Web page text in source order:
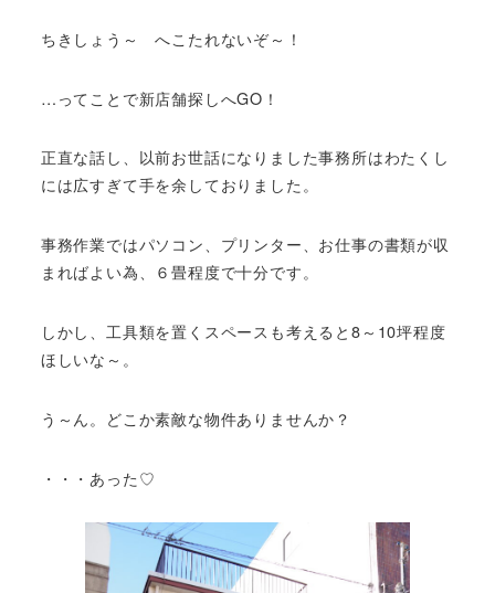
ちきしょう～ へこたれないぞ～！
…ってことで新店舗探しへGO！
正直な話し、以前お世話になりました事務所はわたくし
には広すぎて手を余しておりました。
事務作業ではパソコン、プリンター、お仕事の書類が収
まればよい為、６畳程度で十分です。
しかし、工具類を置くスペースも考えると8～10坪程度
ほしいな～。
う～ん。どこか素敵な物件ありませんか？
・・・あった♡